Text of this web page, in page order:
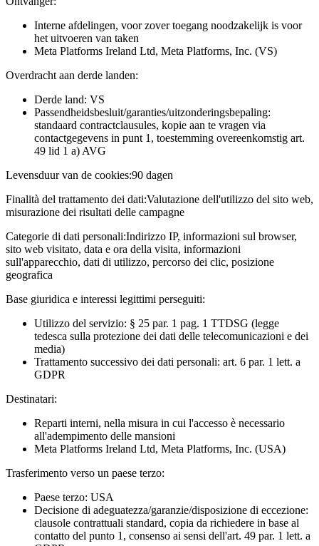
Interne afdelingen, voor zover toegang noodzakelijk is voor
het uitvoeren van taken
Meta Platforms Ireland Ltd, Meta Platforms, Inc. (VS)
Overdracht aan derde landen:
Derde land: VS
Passendheidsbesluit/garanties/uitzonderingsbepaling:
standaard contractclausules, kopie aan te vragen via
contactgegevens in punt 1, toestemming overeenkomstig art.
49 lid 1 a) AVG
Levensduur van de cookies:90 dagen
Finalità del trattamento dei dati:Valutazione dell'utilizzo del sito web,
misurazione dei risultati delle campagne
Categorie di dati personali:Indirizzo IP, informazioni sul browser,
sito web visitato, data e ora della visita, informazioni
sull'apparecchio, dati di utilizzo, percorso dei clic, posizione
geografica
Base giuridica e interessi legittimi perseguiti:
Utilizzo del servizio: § 25 par. 1 pag. 1 TTDSG (legge
tedesca sulla protezione dei dati delle telecomunicazioni e dei
media)
Trattamento successivo dei dati personali: art. 6 par. 1 lett. a
GDPR
Destinatari:
Reparti interni, nella misura in cui l'accesso è necessario
all'adempimento delle mansioni
Meta Platforms Ireland Ltd, Meta Platforms, Inc. (USA)
Trasferimento verso un paese terzo:
Paese terzo: USA
Decisione di adeguatezza/garanzie/disposizione di eccezione:
clausole contrattuali standard, copia da richiedere in base al
contatto del punto 1, consenso ai sensi dell'art. 49 par. 1 lett. a